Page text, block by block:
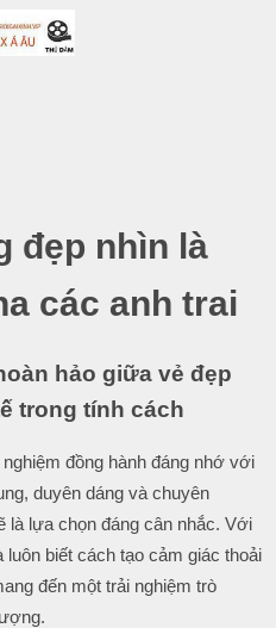
đẹp nhìn là
các anh trai
hảo giữa vẻ đẹp
trong tính cách
đồng hành đáng nhớ với
duyên dáng và chuyên
là lựa chọn đáng cân nhắc. Với
biết cách tạo cảm giác thoải
đến một trải nghiệm trò